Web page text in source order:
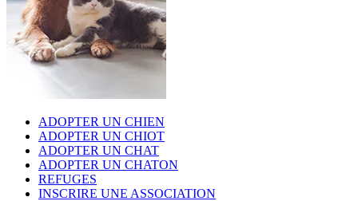
ADOPTER UN CHIEN
ADOPTER UN CHIOT
ADOPTER UN CHAT
ADOPTER UN CHATON
REFUGES
INSCRIRE UNE ASSOCIATION